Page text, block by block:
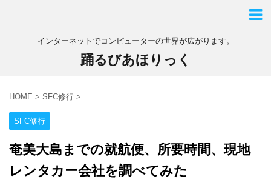
インターネットでコンピューターの世界が広がります。
踊るびあほりっく
HOME > SFC修行 >
SFC修行
奄美大島までの就航便、所要時間、現地
レンタカー会社を調べてみた